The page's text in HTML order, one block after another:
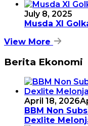
July 8, 2025
Musda XI
View More
Berita Ekonomi
April 18, 2026
BBM Non
Dexlite